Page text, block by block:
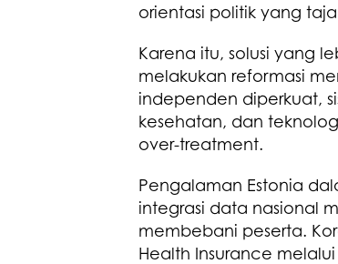
orientasi politik yang
Karena itu, solusi yang
melakukan reformasi
independen diperkuat,
kesehatan, dan
over-treatment.
Pengalaman Estonia
integrasi data nasional
membebani peserta.
Health Insurance